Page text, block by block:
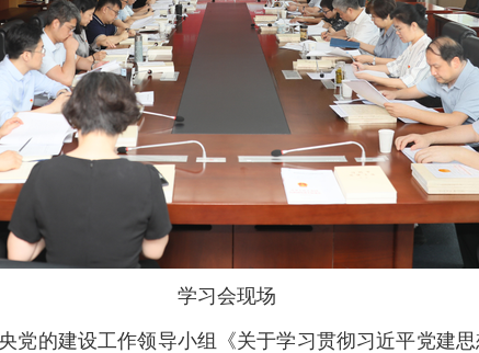
学习会现场
的建设工作领导小组《关于学习贯彻习近平党建思